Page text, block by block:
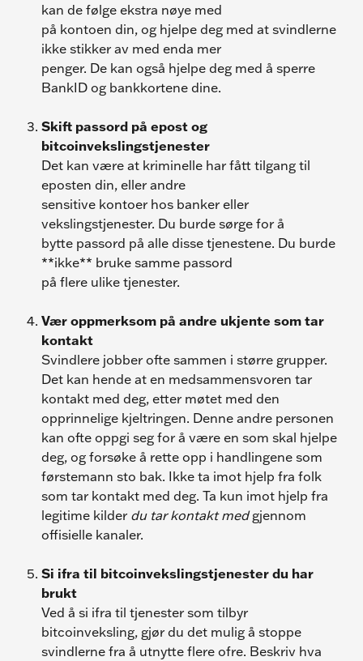
kan de følge ekstra nøye med
på kontoen din, og hjelpe deg med at svindlerne
ikke stikker av med enda mer
penger. De kan også hjelpe deg med å sperre
BankID og bankkortene dine.
Skift passord på epost og
bitcoinvekslingstjenester
Det kan være at kriminelle har fått tilgang til
eposten din, eller andre
sensitive kontoer hos banker eller
vekslingstjenester. Du burde sørge for å
bytte passord på alle disse tjenestene. Du burde
**ikke** bruke samme passord
på flere ulike tjenester.
Vær oppmerksom på andre ukjente som tar
kontakt
Svindlere jobber ofte sammen i større grupper.
Det kan hende at en medsammensvoren tar
kontakt med deg, etter møtet med den
opprinnelige kjeltringen. Denne andre personen
kan ofte oppgi seg for å være en som skal hjelpe
deg, og forsøke å rette opp i handlingene som
førstemann sto bak. Ikke ta imot hjelp fra folk
som tar kontakt med deg. Ta kun imot hjelp fra
legitime kilder du tar kontakt med gjennom
offisielle kanaler.
Si ifra til bitcoinvekslingstjenester du har
brukt
Ved å si ifra til tjenester som tilbyr
bitcoinveksling, gjør du det mulig å stoppe
svindlerne fra å utnytte flere ofre. Beskriv hva